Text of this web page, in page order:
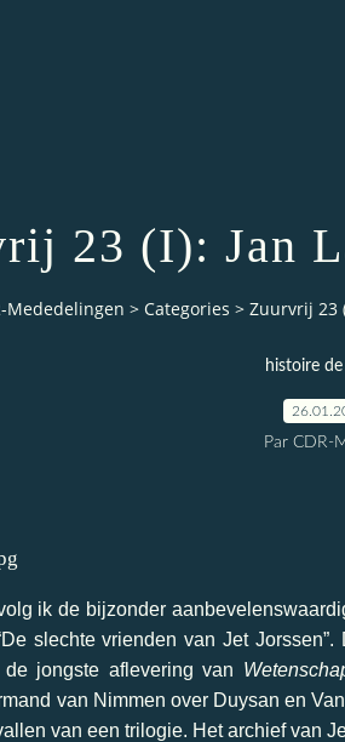
23 (I): Jan
Mededelingen > Categories > Zuurvrij 23
histoire
Par CDR-
ik de bijzonder
slechte vrienden van Jet
jongste aflevering van
van Nimmen over Duysan en
van een trilogie. Het archief van